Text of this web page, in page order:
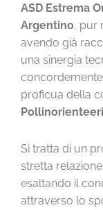
ASD Estrema
Argentino, pur
avendo già
una sinergia
proficua della
Pollino
Si tratta di un
stretta
esaltando il
attraverso lo